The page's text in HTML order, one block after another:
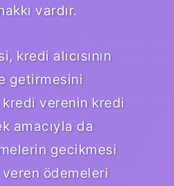
vardır.
kredi alıcısının
getirmesini
verenin kredi
amacıyla da
gecikmesi
ödemeleri